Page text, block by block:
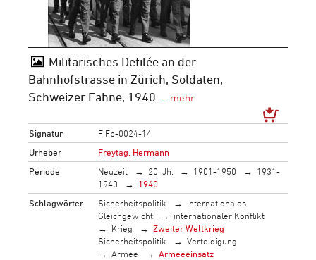
Militärisches Defilée an der
Bahnhofstrasse in Zürich, Soldaten,
Schweizer Fahne, 1940
Signatur
F Fb-0024-14
Urheber
Freytag, Hermann
Periode
Neuzeit 20. Jh. 1901-1950
1931-
1940
1940
Schlagwörter
Sicherheitspolitik
internationales
Gleichgewicht
internationaler Konflikt
Krieg
Zweiter Weltkrieg
Sicherheitspolitik
Verteidigung
Armee
Armeeeinsatz